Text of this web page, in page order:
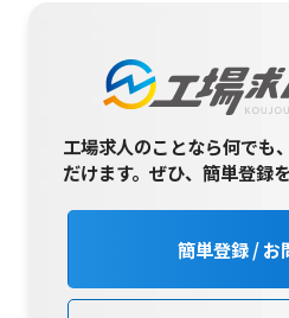
工場求人のことなら何でも
だけます。ぜひ、簡単登録
簡単登録 / お